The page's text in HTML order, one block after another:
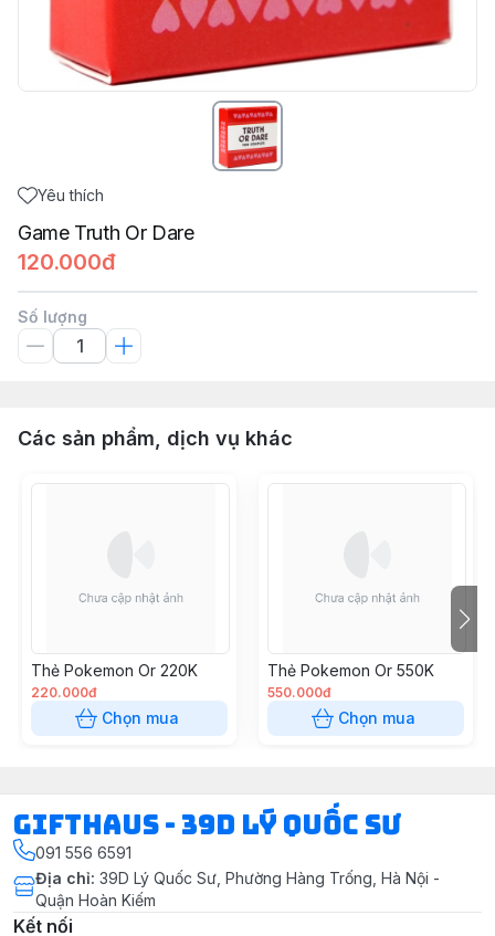
Yêu thích
Game Truth Or Dare
120.000đ
Số lượng
Các sản phẩm, dịch vụ khác
Thẻ Pokemon Or 220K
220.000đ
Chọn mua
Thẻ Pokemon Or 550K
550.000đ
Chọn mua
Gifthaus - 39D Lý Quốc Sư
091 556 6591
Địa chỉ: 39D Lý Quốc Sư, Phường Hàng Trống, Hà Nội -
Quận Hoàn Kiếm
Kết nối